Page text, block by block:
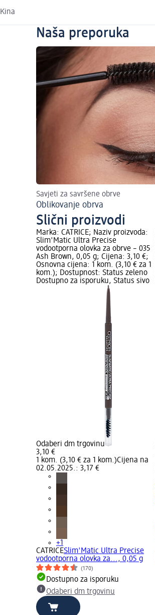
Kina
Naša preporuka
Savjeti za savršene obrve
Oblikovanje obrva
Slični proizvodi
Marka: CATRICE; Naziv proizvoda:
Slim'Matic Ultra Precise
vodootporna olovka za obrve – 035
Ash Brown, 0,05 g; Cijena: 3,10 €;
Osnovna cijena: 1 kom. (3,10 € za 1
kom.); Dostupnost: Status zeleno
Dostupno za isporuku, Status sivo
Odaberi dm trgovinu
3,10 €
1 kom. (3,10 € za 1 kom.)Cijena na
02.05.2025.: 3,17 €
+1
CATRICESlim'Matic Ultra Precise
vodootporna olovka za..., 0,05 g
(170)
Dostupno za isporuku
Odaberi dm trgovinu